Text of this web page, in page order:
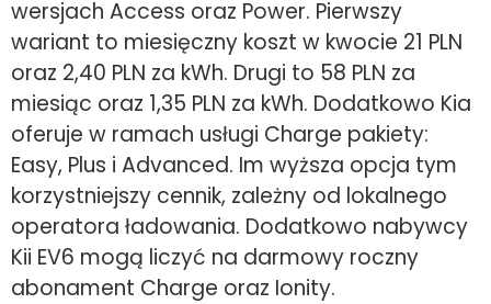
wersjach Access oraz Power. Pierwszy
wariant to miesięczny koszt w kwocie 21 PLN
oraz 2,40 PLN za kWh. Drugi to 58 PLN za
miesiąc oraz 1,35 PLN za kWh. Dodatkowo Kia
oferuje w ramach usługi Charge pakiety:
Easy, Plus i Advanced. Im wyższa opcja tym
korzystniejszy cennik, zależny od lokalnego
operatora ładowania. Dodatkowo nabywcy
Kii EV6 mogą liczyć na darmowy roczny
abonament Charge oraz Ionity.